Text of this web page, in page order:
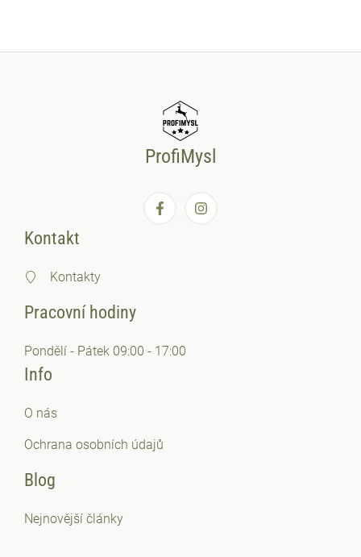
ProfiMysl
Kontakt
Kontakty
Pracovní hodiny
Pondělí - Pátek 09:00 - 17:00
Info
O nás
Ochrana osobních údajů
Blog
Nejnovější články